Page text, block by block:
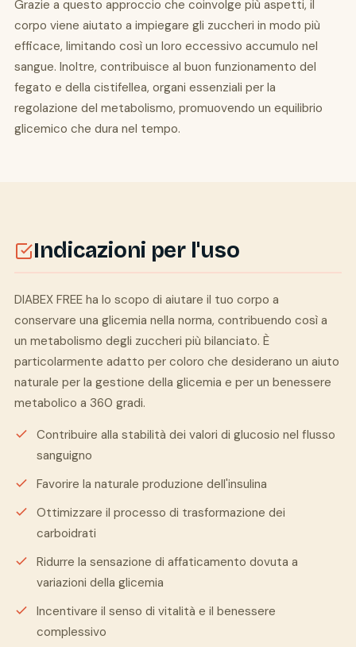
Grazie a questo approccio che coinvolge più aspetti, il
corpo viene aiutato a impiegare gli zuccheri in modo più
efficace, limitando così un loro eccessivo accumulo nel
sangue. Inoltre, contribuisce al buon funzionamento del
fegato e della cistifellea, organi essenziali per la
regolazione del metabolismo, promuovendo un equilibrio
glicemico che dura nel tempo.
Indicazioni per l'uso
DIABEX FREE ha lo scopo di aiutare il tuo corpo a
conservare una glicemia nella norma, contribuendo così a
un metabolismo degli zuccheri più bilanciato. È
particolarmente adatto per coloro che desiderano un aiuto
naturale per la gestione della glicemia e per un benessere
metabolico a 360 gradi.
Contribuire alla stabilità dei valori di glucosio nel flusso
sanguigno
Favorire la naturale produzione dell'insulina
Ottimizzare il processo di trasformazione dei
carboidrati
Ridurre la sensazione di affaticamento dovuta a
variazioni della glicemia
Incentivare il senso di vitalità e il benessere
complessivo